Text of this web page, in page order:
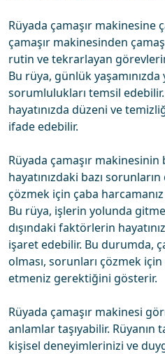
Rüyada çamaşır makinesine
çamaşır makinesinden
rutin ve tekrarlayan
Bu rüya, günlük
sorumlulukları temsil
hayatınızda düzeni ve
ifade edebilir.
Rüyada çamaşır makinesinin
hayatınızdaki bazı
çözmek için çaba
Bu rüya, işlerin yolunda
dışındaki faktörlerin
işaret edebilir. Bu durumda,
olması, sorunları çözmek
etmeniz gerektiğini gösterir.
Rüyada çamaşır makinesi
anlamlar taşıyabilir. Rüyanın
kişisel deneyimlerinizi ve